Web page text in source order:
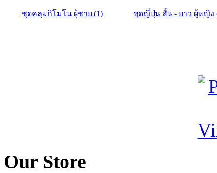
ชุดคลุมกิโมโน ผู้ชาย (1) ชุดญี่ปุ่น สั้น - ยาว ผู้หญิง
Our Store